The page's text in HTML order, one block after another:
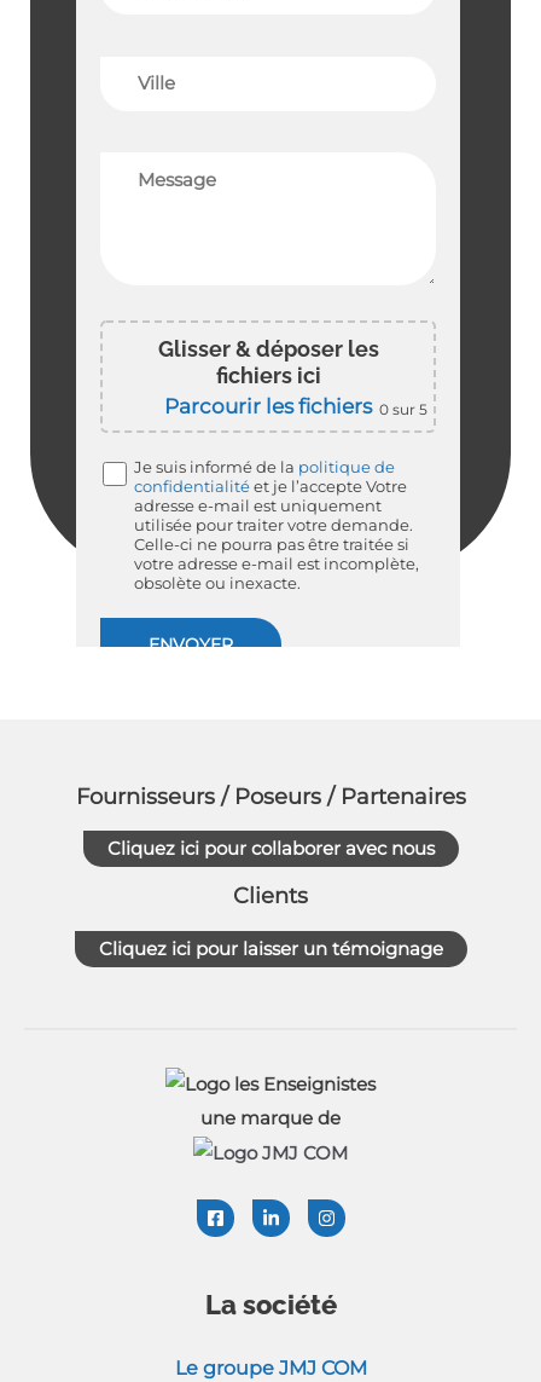
Glisser & déposer les
fichiers ici
Parcourir les fichiers 0 sur 5
Je suis informé de la politique de
confidentialitéet je l’accepteVotre
adresse e-mail est uniquement
utilisée pour traiter votre demande.
Celle-ci ne pourra pas être traitée si
votre adresse e-mail est incomplète,
obsolète ou inexacte.
Fournisseurs / Poseurs / Partenaires
Cliquez ici pour collaborer avec nous
Clients
Cliquez ici pour laisser un témoignage
une marque de
La société
Le groupe JMJ COM